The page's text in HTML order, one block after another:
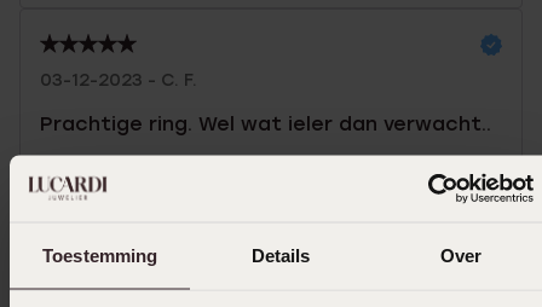
Toestemming Details Over
03-12-2023 - C. F.
Prachtige ring. Wel wat ieler dan verwacht..